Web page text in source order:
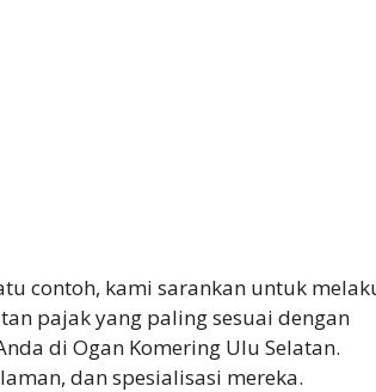
contoh, kami sarankan untuk
pajak yang paling sesuai dengan
di Ogan Komering Ulu Selatan.
dan spesialisasi mereka.